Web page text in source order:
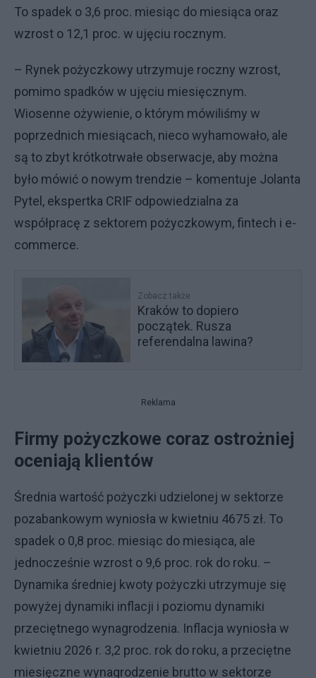
To spadek o 3,6 proc. miesiąc do miesiąca oraz
wzrost o 12,1 proc. w ujęciu rocznym.
– Rynek pożyczkowy utrzymuje roczny wzrost,
pomimo spadków w ujęciu miesięcznym.
Wiosenne ożywienie, o którym mówiliśmy w
poprzednich miesiącach, nieco wyhamowało, ale
są to zbyt krótkotrwałe obserwacje, aby można
było mówić o nowym trendzie – komentuje Jolanta
Pytel, ekspertka CRIF odpowiedzialna za
współpracę z sektorem pożyczkowym, fintech i e-
commerce.
Zobacz także
Kraków to dopiero
początek. Rusza
referendalna lawina?
Reklama
Firmy pożyczkowe coraz ostrożniej
oceniają klientów
Średnia wartość pożyczki udzielonej w sektorze
pozabankowym wyniosła w kwietniu 4675 zł. To
spadek o 0,8 proc. miesiąc do miesiąca, ale
jednocześnie wzrost o 9,6 proc. rok do roku. –
Dynamika średniej kwoty pożyczki utrzymuje się
powyżej dynamiki inflacji i poziomu dynamiki
przeciętnego wynagrodzenia. Inflacja wyniosła w
kwietniu 2026 r. 3,2 proc. rok do roku, a przeciętne
miesięczne wynagrodzenie brutto w sektorze